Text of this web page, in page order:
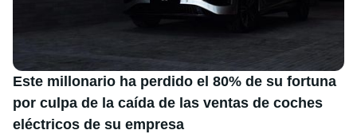
Este millonario ha perdido el 80% de su fortuna
por culpa de la caída de las ventas de coches
eléctricos de su empresa